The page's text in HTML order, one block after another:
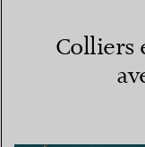
Colliers